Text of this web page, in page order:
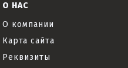
О НАС
О компании
Карта сайта
Реквизиты